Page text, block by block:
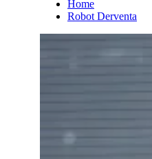
Home
Robot Derventa